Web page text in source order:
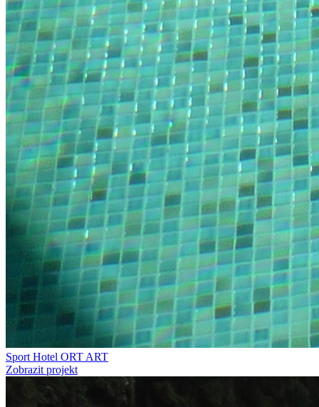
Sport Hotel ORT ART
Zobrazit projekt